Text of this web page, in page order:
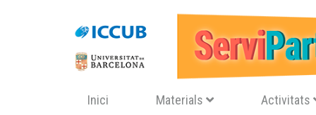
Navegació principal
Inici Materials Activitats